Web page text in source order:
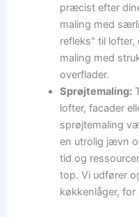
præcist efter
maling med
refleks" til
maling med
overflader.
Sprøjtemaling:
lofter, facader
sprøjtemaling
en utrolig jævn
tid og
top. Vi udfører
køkkenlåger,